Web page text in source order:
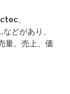
、
どがあり、
量、売上、価